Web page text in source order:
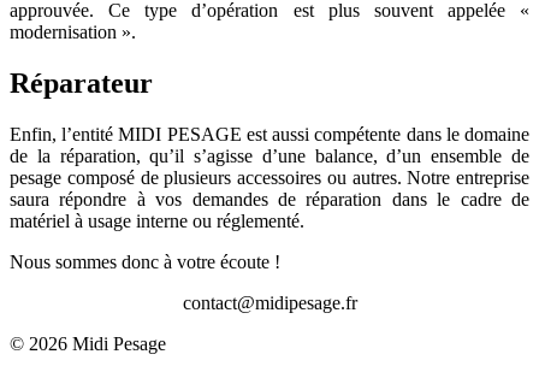
approuvée. Ce type d’opération est plus souvent appelée «
modernisation ».
Réparateur
Enfin, l’entité MIDI PESAGE est aussi compétente dans le domaine
de la réparation, qu’il s’agisse d’une balance, d’un ensemble de
pesage composé de plusieurs accessoires ou autres. Notre entreprise
saura répondre à vos demandes de réparation dans le cadre de
matériel à usage interne ou réglementé.
Nous sommes donc à votre écoute !
contact@midipesage.fr
© 2026 Midi Pesage